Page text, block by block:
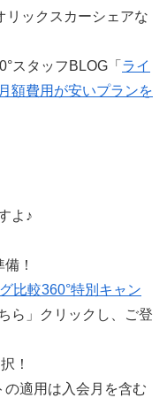
リックスカーシェアな
スタッフBLOG「 ライ
額費用が安いプランを
よ♪
！
比較360°特別キャン
ら」クリックし、ご登
！
適用は入会月を含む